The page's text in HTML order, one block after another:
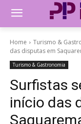
Home Turismo &
das disputas em
Turismo & Gastronomia
Surfistas
início das